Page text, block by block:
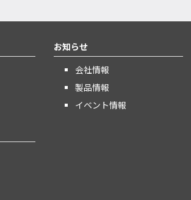
お知らせ
会社情報
製品情報
イベント情報